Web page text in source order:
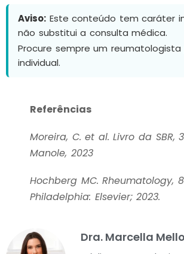
Aviso: Este conteúdo tem caráter
não substitui a consulta médica.
Procure sempre um
individual.
Referências
Moreira, C. et al. Livro da SBR,
Manole, 2023
Hochberg MC. Rheumatology,
Philadelphia: Elsevier; 2023.
Dra. Marcella Mello